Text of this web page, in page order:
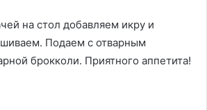
на стол добавляем икру и
Подаем с отварным
брокколи. Приятного аппетита!